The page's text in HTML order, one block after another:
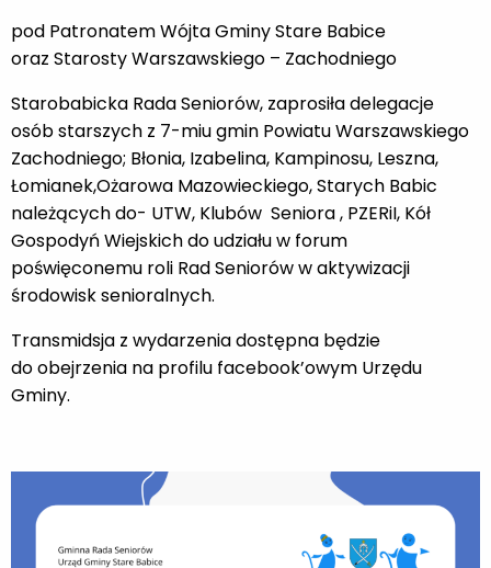
pod Patronatem Wójta Gminy Stare Babice
oraz Starosty Warszawskiego – Zachodniego
Starobabicka Rada Seniorów, zaprosiła delegacje
osób starszych z 7-miu gmin Powiatu Warszawskiego
Zachodniego; Błonia, Izabelina, Kampinosu, Leszna,
Łomianek,Ożarowa Mazowieckiego, Starych Babic
należących do- UTW, Klubów Seniora , PZERiI, Kół
Gospodyń Wiejskich do udziału w forum
poświęconemu roli Rad Seniorów w aktywizacji
środowisk senioralnych.
Transmidsja z wydarzenia dostępna będzie
do obejrzenia na profilu facebook’owym Urzędu
Gminy.